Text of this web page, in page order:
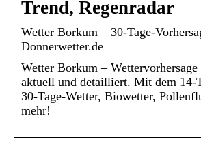
Trend, Regenradar
Wetter Borkum – 30-Tage-
Donnerwetter.de
Wetter Borkum –
aktuell und detailliert. Mit dem 14-
30-Tage-Wetter, Biowetter,
mehr!